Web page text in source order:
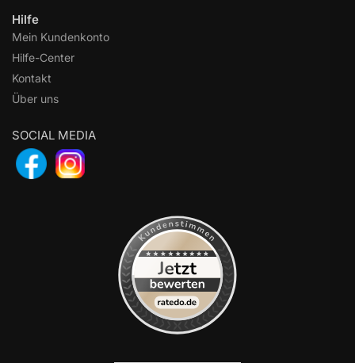
Hilfe
Mein Kundenkonto
Hilfe-Center
Kontakt
Über uns
SOCIAL MEDIA